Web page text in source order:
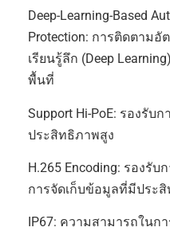
Deep-Learning-Based
Protection: การติดตาม
เรียนรู้ลึก (Deep
พื้นที่
Support Hi-PoE: รองรับ
ประสิทธิภาพสูง
H.265 Encoding: รองรับ
การจัดเก็บข้อมูลที่มีประ
IP67: ความสามารถใน